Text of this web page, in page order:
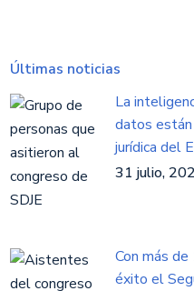
Últimas noticias
La
datos
jurídica del
31 julio,
Con más
éxito el